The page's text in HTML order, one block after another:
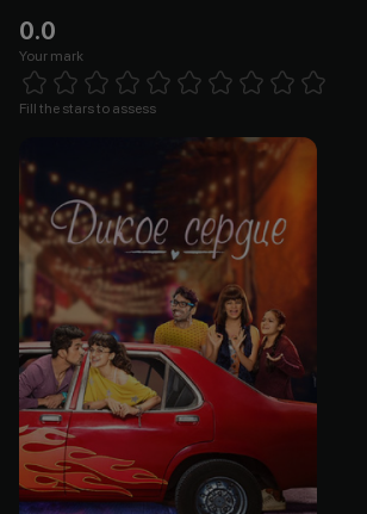
0.0
Your mark
1 Star 2 Stars 3 Stars
Fill the stars to assess